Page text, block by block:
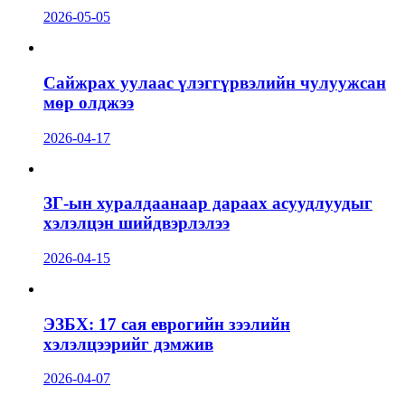
2026-05-05
Сайжрах уулаас үлэггүрвэлийн чулуужсан
мөр олджээ
2026-04-17
ЗГ-ын хуралдаанаар дараах асуудлуудыг
хэлэлцэн шийдвэрлэлээ
2026-04-15
ЭЗБХ: 17 сая еврогийн зээлийн
хэлэлцээрийг дэмжив
2026-04-07